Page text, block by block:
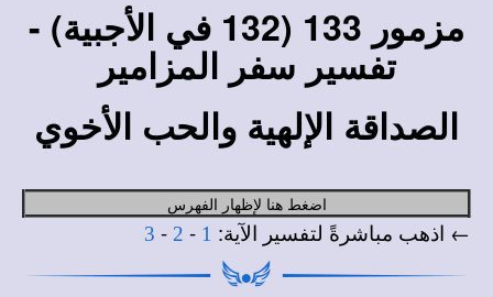
مزمور 133 (132 في الأجبية) -
تفسير سفر المزامير
الصداقة الإلهية والحب الأخوي
اضغط هنا لإظهار الفهرس
← اذهب مباشرةً لتفسير الآية: 1
-
2
-
3